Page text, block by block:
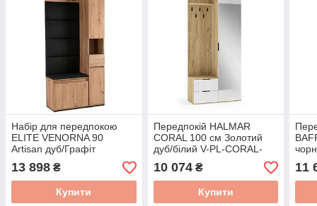
Набір для передпокою
ELITE VENORNA 90
Artisan дуб/Графіт
W.VENORNA/90/DA/PRZEDPO/ZES
13 898 ₴
Купити
Передпокій HALMAR
CORAL 100 см Золотий
дуб/білий V-PL-CORAL-
D.ZŁOTY/BIAŁY
10 074₴
Купити
11